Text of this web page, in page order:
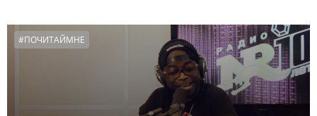
#ПОЧИТАЙМНЕ